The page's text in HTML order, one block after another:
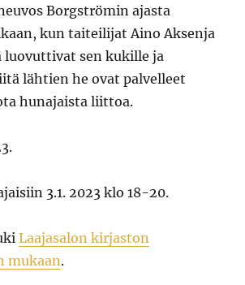
Borgströmin ajasta
kun taiteilijat Aino Aksenja
luovuttivat sen kukille ja
lähtien he ovat palvelleet
hunajaista liittoa.
3.1. 2023 klo 18-20.
Laajasalon kirjaston
mukaan.